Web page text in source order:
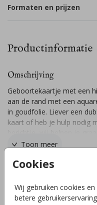
Cookies
Wij gebruiken cookies
betere
Formaten en prijzen
Productinformatie
Omschrijving
Geboortekaartje met een
aan de rand met een
in goudfolie. Liever een
kaart of heb je hulp nodig
Toon meer
Genderneutraal